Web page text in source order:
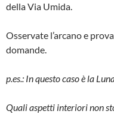
della Via Umida.
Osservate l’arcano e
domande.
p.es.: In questo caso è la
Quali aspetti interiori non